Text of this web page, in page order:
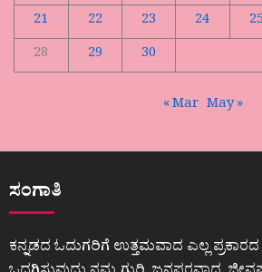
21
22 23 24 25
28
29 30
« Mar May »
ಸಂಗಾತಿ
ಕನ್ನಡದ ಓದುಗರಿಗೆ ಉತ್ತಮವಾದ ಎಲ್ಲ